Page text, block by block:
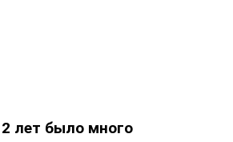
лет было много